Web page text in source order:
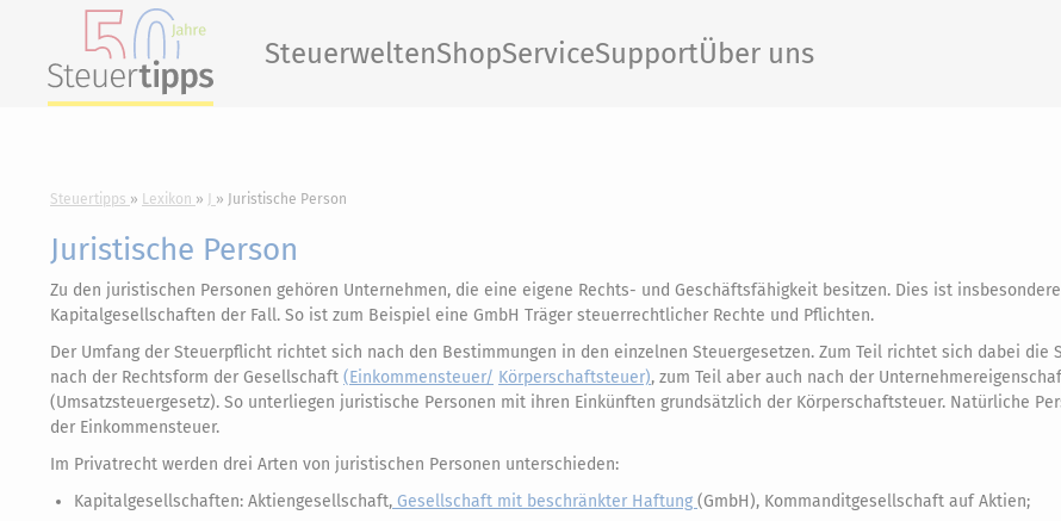
SteuerweltenShopServiceSupportÜber uns
Steuertipps Lexikon Juristische Person
Juristische Person
Zu den juristischen Personen gehören Unternehmen, die eine eigene Rechts- und Geschäftsfähigkeit besitzen. Dies ist
Kapitalgesellschaften der Fall. So ist zum Beispiel eine GmbH Träger steuerrechtlicher Rechte und Pflichten.
Der Umfang der Steuerpflicht richtet sich nach den Bestimmungen in den einzelnen Steuergesetzen. Zum Teil richtet sich dabei die
nach der Rechtsform der Gesellschaft (Einkommensteuer/ Körperschaftsteuer), zum Teil aber auch nach der
(Umsatzsteuergesetz). So unterliegen juristische Personen mit ihren Einkünften grundsätzlich der Körperschaftsteuer. Natürliche
der Einkommensteuer.
Im Privatrecht werden drei Arten von juristischen Personen unterschieden:
Kapitalgesellschaften: Aktiengesellschaft, Gesellschaft mit beschränkter Haftung (GmbH), Kommanditgesellschaft auf Aktien;